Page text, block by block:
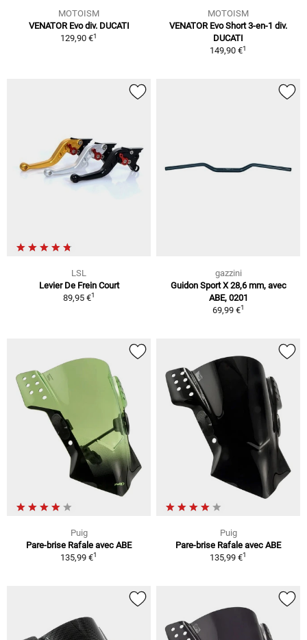
MOTOISM
VENATOR Evo div. DUCATI
129,90 €1
MOTOISM
VENATOR Evo Short 3-en-1 div.
DUCATI
149,90 €1
LSL
Levier De Frein Court
89,95 €1
gazzini
Guidon Sport X 28,6 mm, avec
ABE, 0201
69,99 €1
Puig
Pare-brise Rafale avec ABE
135,99 €1
Puig
Pare-brise Rafale avec ABE
135,99 €1